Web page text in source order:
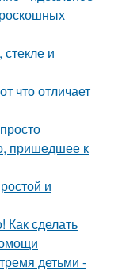
и
что отличает
пришедшее к
и
сделать
детьми -